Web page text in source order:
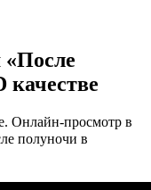
качестве
Онлайн-просмотр в
полуночи в